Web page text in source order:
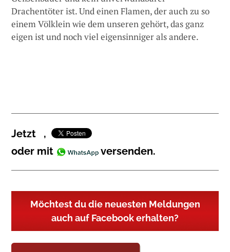
Drachentöter ist. Und einen Flamen, der auch zu so
einem Völklein wie dem unseren gehört, das ganz
eigen ist und noch viel eigensinniger als andere.
Jetzt
,
oder mit
versenden.
Möchtest du die neuesten Meldungen
auch auf Facebook erhalten?